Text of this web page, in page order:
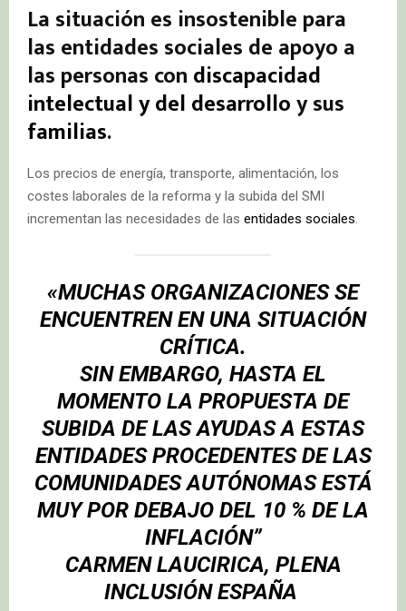
La situación es insostenible para
las entidades sociales de apoyo a
las personas con discapacidad
intelectual y del desarrolloy sus
familias.
Los precios de energía, transporte, alimentación, los
costes laborales de la reforma y la subida del SMI
incrementan las necesidades de las entidades sociales.
«MUCHAS ORGANIZACIONES SE
ENCUENTREN EN UNA SITUACIÓN
CRÍTICA.
SIN EMBARGO, HASTA EL
MOMENTO LA PROPUESTA DE
SUBIDA DE LAS AYUDAS A ESTAS
ENTIDADES PROCEDENTES DE LAS
COMUNIDADES AUTÓNOMAS ESTÁ
MUY POR DEBAJO DEL 10 % DE LA
INFLACIÓN”
CARMEN LAUCIRICA, PLENA
INCLUSIÓN ESPAÑA